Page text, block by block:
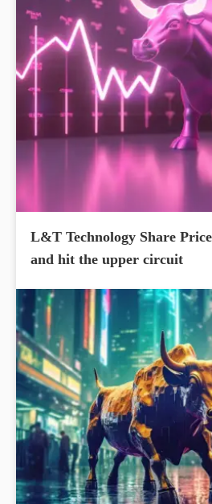
L&T Technology Share
and hit the upper circuit